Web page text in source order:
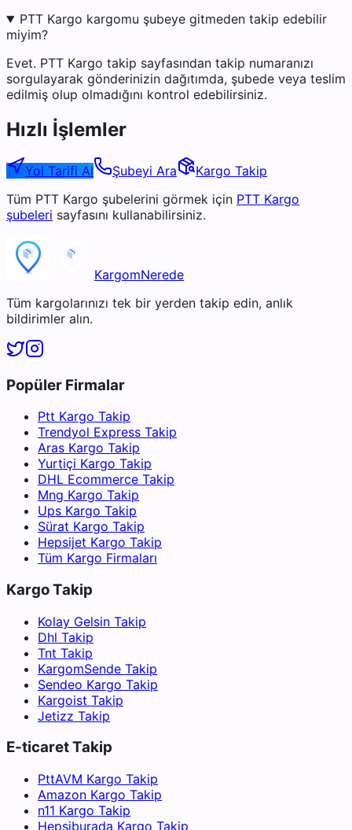
PTT Kargo kargomu şubeye gitmeden takip edebilir
miyim?
Evet. PTT Kargo takip sayfasından takip numaranızı
sorgulayarak gönderinizin dağıtımda, şubede veya teslim
edilmiş olup olmadığını kontrol edebilirsiniz.
Hızlı İşlemler
Yol Tarifi Al Şubeyi Ara
Kargo Takip
Tüm PTT Kargo şubelerini görmek için PTT Kargo
şubeleri sayfasını kullanabilirsiniz.
KargomNerede
Tüm kargolarınızı tek bir yerden takip edin, anlık
bildirimler alın.
Popüler Firmalar
Ptt Kargo Takip
Trendyol Express Takip
Aras Kargo Takip
Yurtiçi Kargo Takip
DHL Ecommerce Takip
Mng Kargo Takip
Ups Kargo Takip
Sürat Kargo Takip
Hepsijet Kargo Takip
Tüm Kargo Firmaları
Kargo Takip
Kolay Gelsin Takip
Dhl Takip
Tnt Takip
KargomSende Takip
Sendeo Kargo Takip
Kargoist Takip
Jetizz Takip
E-ticaret Takip
PttAVM Kargo Takip
Amazon Kargo Takip
n11 Kargo Takip
Hepsiburada Kargo Takip